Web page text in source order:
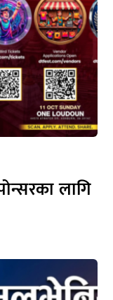
लागि